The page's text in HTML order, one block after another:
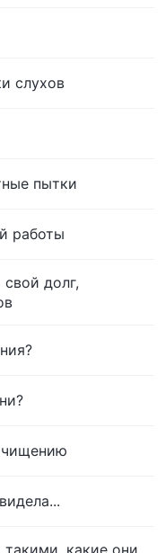
слухов
пытки
работы
долг,
какие они